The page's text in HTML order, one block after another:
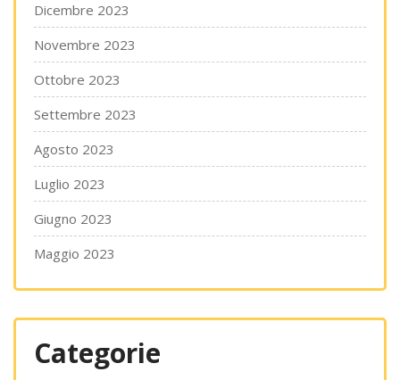
Dicembre 2023
Novembre 2023
Ottobre 2023
Settembre 2023
Agosto 2023
Luglio 2023
Giugno 2023
Maggio 2023
Categorie